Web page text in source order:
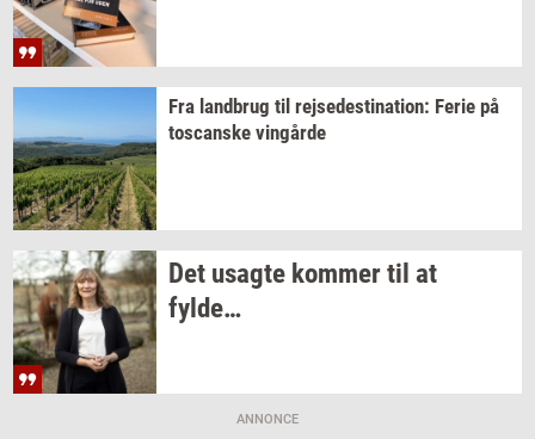
Fra land­brug til rej­se­desti­na­tion: Ferie på
toscan­ske vin­går­de
Det us­ag­te kom­mertil at
fylde…
ANNONCE